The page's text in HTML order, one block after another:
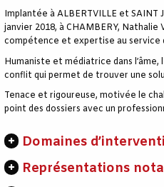
Implantée à ALBERTVILLE et SAINT
janvier 2018, à CHAMBERY, Nathalie
compétence et expertise au service
Humaniste et médiatrice dans
conflit qui permet de trouver une
Tenace et rigoureuse, motivée le
point des dossiers avec un
Domaines
Représentations